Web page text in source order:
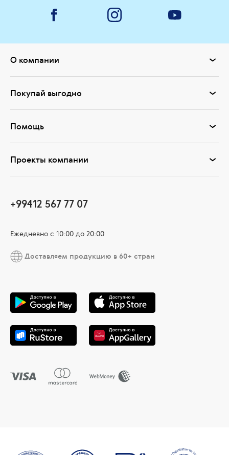
О компании
Покупай выгодно
Помощь
Проекты компании
+99412 567 77 07
Ежедневно с 10:00 до 20:00
Доставляем продукцию в 60+ стран